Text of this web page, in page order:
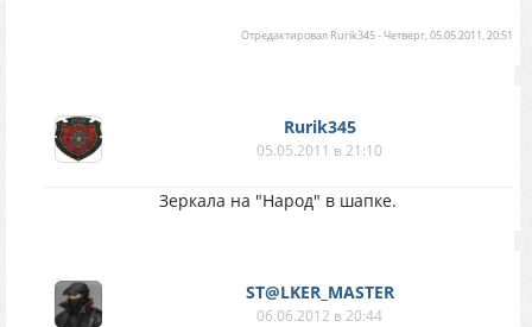
Отредактировал Rurik345-Четверг, 05.05.2011, 20:51
Rurik345
05.05.2011 в 21:10
Зеркала на "Народ" в шапке.
ST@LKER_MASTER
06.06.2012 в 20:44